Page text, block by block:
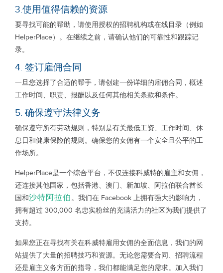
3.使用值得信赖的资源
要寻找可能的帮助，请使用授权的招聘机构或在线目录（例如
HelperPlace）。在继续之前，请确认他们的可靠性和跟踪记
录。
4. 签订雇佣合同
一旦您选择了合适的帮手，请创建一份详细的雇佣合同，概述
工作时间、职责、报酬以及任何其他相关条款和条件。
5. 确保遵守法律义务
确保遵守所有劳动规则，特别是有关最低工资、工作时间、休
息日和健康保险的规则。确保您的女佣有一个安全且公平的工
作场所。
HelperPlace是一个综合平台，不仅连接科威特的雇主和女佣，
还连接其他国家，包括香港、澳门、新加坡、阿拉伯联合酋长
国和沙特阿拉伯。我们在 Facebook 上拥有强大的影响力，
拥有超过 300,000 名忠实粉丝的充满活力的社区为我们提供了
支持。
如果您正在寻找有关在科威特雇用女佣的全面信息，我们的网
站提供了大量的招聘技巧和资源。无论您需要合同、招聘流程
还是雇主义务方面的指导，我们都能满足您的需求。加入我们